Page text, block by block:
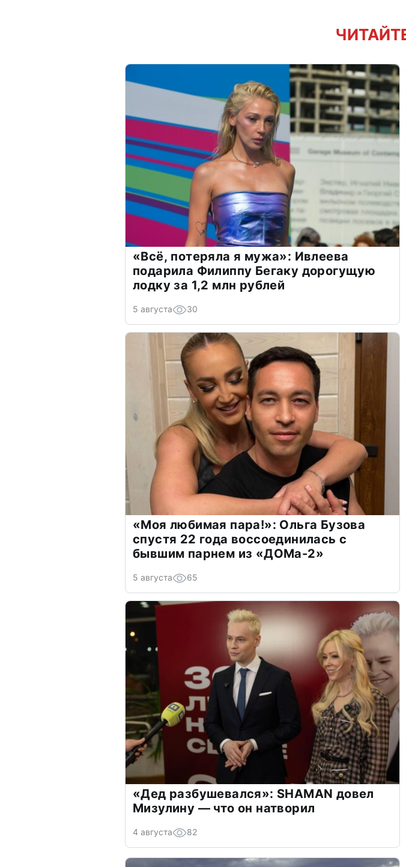
«Всё, потеряла я мужа»: Ивлеева
подарила Филиппу Бегаку дорогущую
лодку за 1,2 млн рублей
5 августа 30
«Моя любимая пара!»: Ольга Бузова
спустя 22 года воссоединилась с
бывшим парнем из «ДОМа-2»
5 августа 65
«Дед разбушевался»: SHAMAN довел
Мизулину — что он натворил
4 августа 82